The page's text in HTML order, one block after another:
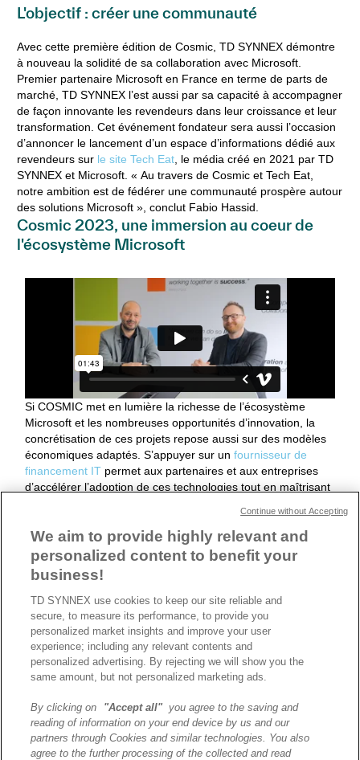
L'objectif : créer une communauté
Avec cette première édition de Cosmic, TD SYNNEX démontre
à nouveau la solidité de sa collaboration avec Microsoft.
Premier partenaire Microsoft en France en terme de parts de
marché, TD SYNNEX l’est aussi par sa capacité à accompagner
de façon innovante les revendeurs dans leur croissance et leur
transformation. Cet événement fondateur sera aussi l’occasion
d’annoncer le lancement d’un espace d’informations dédié aux
revendeurs sur le site Tech Eat , le média créé en 2021 par TD
SYNNEX et Microsoft. « Au travers de Cosmic et Tech Eat,
notre ambition est de fédérer une communauté prospère autour
des solutions Microsoft », conclut Fabio Hassid.
Cosmic 2023, une immersion au coeur de
l'écosystème Microsoft
Si COSMIC met en lumière la richesse de l’écosystème
Microsoft et les nombreuses opportunités d’innovation, la
concrétisation de ces projets repose aussi sur des modèles
économiques adaptés. S’appuyer sur unfournisseur de
financement IT permet aux partenaires et aux entreprises
d’accélérer l’adoption de ces technologies tout en maîtrisant
Par Stéphanie O'Brien
Head of External Communication
ARTICLE PRÉCÉDENT
A propos de TD SYNNEX
Historique
Travailler chez TD SYNNEX
We aim to provide highly relevant and
personalized content to benefit your
business!
TD SYNNEX use cookies to keep our site reliable and
secure, to measure its performance, to provide you
personalized market insights and improve your user
experience; including any relevant contents and
personalized advertising. By rejecting we will show you the
same amount, but not personalized marketing ads.
By clicking on "Accept all"you agree to the saving and
reading of information on your end device by us and our
partners through Cookies and similar technologies. You also
agree to the further processing of the collected and read
Continue without Accepting